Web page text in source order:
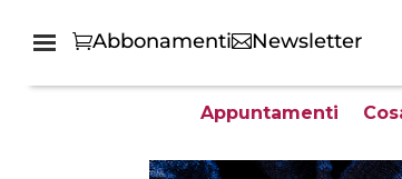
Abbonamenti Newsletter
Appuntamenti